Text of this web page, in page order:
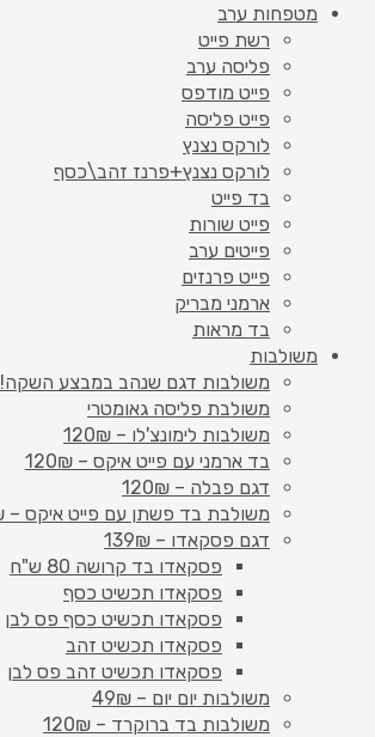
מטפחות ערב
רשת פייט
פליסה ערב
פייט מודפס
פייט פליסה
לורקס נצנץ
לורקס נצנץ+פרנז זהב\כסף
בד פייט
פייט שורות
פייטים ערב
פייט פרנזים
ארמני מבריק
בד מראות
משולבות
משולבות דגם שנהב במבצע השקה!
משולבת פליסה גאומטרי
משולבות לימונצ'לו – 120₪
בד ארמני עם פייט איקס – 120₪
דגם פבלה – 120₪
משולבת בד פשתן עם פייט איקס – 120₪
דגם פסקאדו – 139₪
פסקאדו בד קרושה 80 ש"ח
פסקאדו תכשיט כסף
פסקאדו תכשיט כסף פס לבן
פסקאדו תכשיט זהב
פסקאדו תכשיט זהב פס לבן
משולבות יום יום – 49₪
משולבות בד ברוקרד – 120₪